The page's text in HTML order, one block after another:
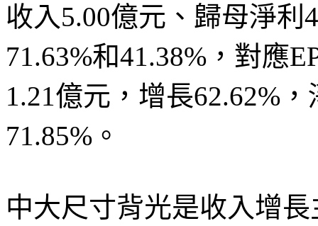
收入5.00億元、歸母淨利
71.63%和41.38%，對應
1.21億元，增長62.62%
71.85%。
中大尺寸背光是收入增